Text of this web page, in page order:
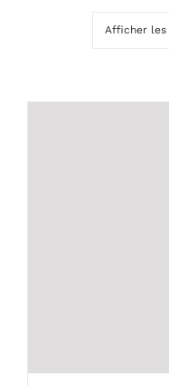
Afficher les